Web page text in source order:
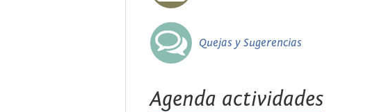
Quejas y Sugerencias
Agenda actividades